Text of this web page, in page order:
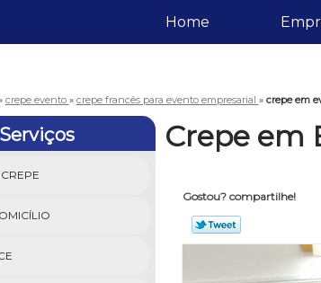
Home
crepe evento » crepe francês para evento empresarial » crepe em
Serviços Crepe em
Gostou? compartilhe!